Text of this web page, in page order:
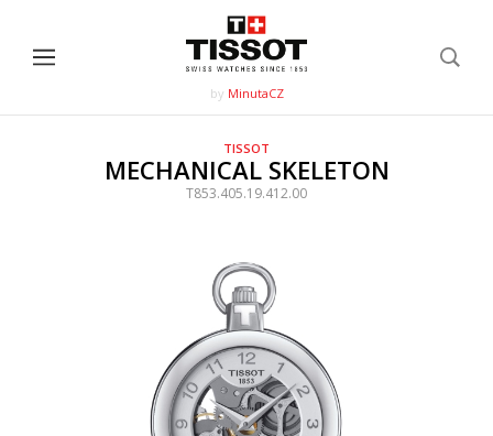
by MinutaCZ
TISSOT
MECHANICAL SKELETON
T853.405.19.412.00